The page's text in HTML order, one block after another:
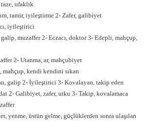
ufaklık
tamir, iyileştirme 2- Zafer, galibiyet
iyileştirici
muzaffer 2- Eczacı, doktor 3- Edepli, mahçup,
2- Utanma, ar, mahçubiyet
mahçup, kendi kendini sıkan
galip 2- İyileştirici 3- Kovalayan, takip eden
2- Galibiyet, zafer, utku 3- Takip, kovalamaca
yenme, üstün gelme, güçlüklerden sonra ulaşılan